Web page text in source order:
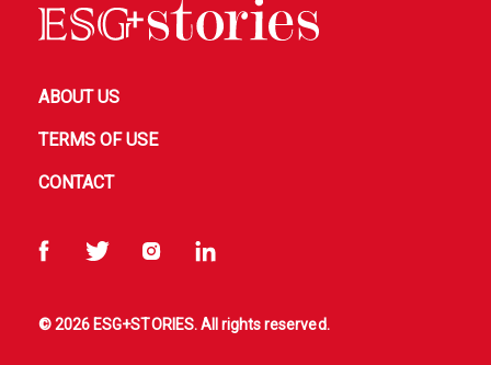
ABOUT US
TERMS OF USE
CONTACT
© 2026 ESG+STORIES. All rights reserved.